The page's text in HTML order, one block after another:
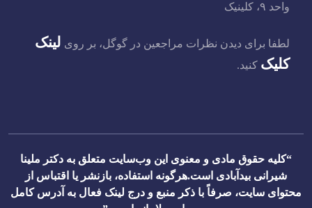
واحد ۹، کلینیک
لطفا برای دیدن نظرات مراجعین در گوگل، بر روی لینک
کلیک کنید.
“کلیه حقوق مادی و معنوی این وب‌سایت متعلق به دکتر ملینا
شیرانی بیدآبادی است.هرگونه استفاده، بازنشر یا اقتباس از
محتوای سایت، صرفاً با ذکر منبع و درج لینک فعال به آدرس کامل